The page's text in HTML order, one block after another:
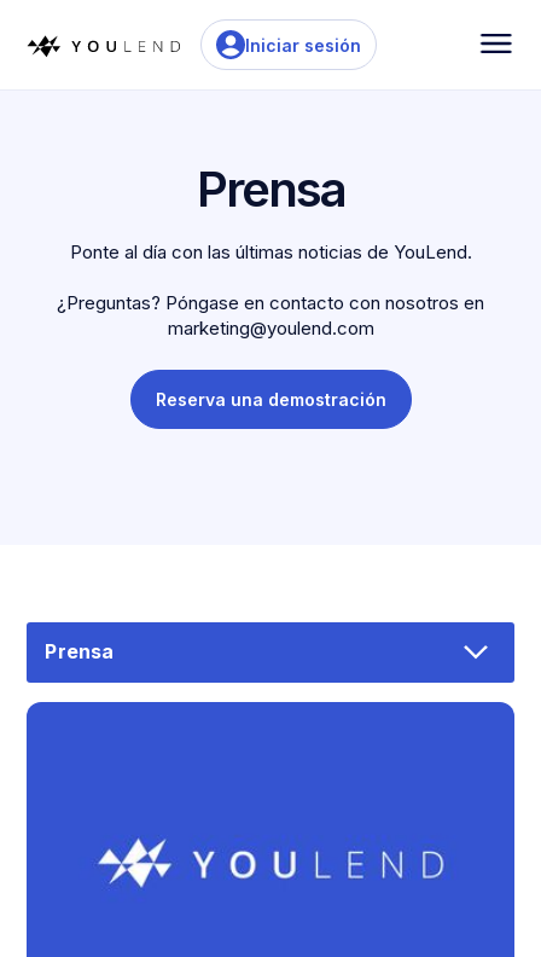
Iniciar sesión
Prensa
Ponte al día con las últimas noticias de YouLend.
¿Preguntas? Póngase en contacto con nosotros en
marketing@youlend.com
Reserva una demostración
Prensa